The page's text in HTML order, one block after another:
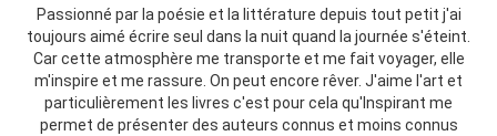
Passionné par la poésie et la littérature depuis tout petit j'ai
toujours aimé écrire seul dans la nuit quand la journée s'éteint.
Car cette atmosphère me transporte et me fait voyager, elle
m'inspire et me rassure. On peut encore rêver. J'aime l'art et
particulièrement les livres c'est pour cela qu'Inspirant me
permet de présenter des auteurs connus et moins connus